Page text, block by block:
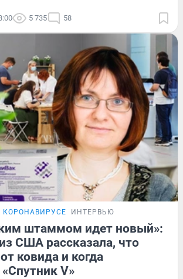
5 735 58
КОРОНАВИРУСЕ ИНТЕРВЬЮ
штаммом идет новый»:
США рассказала, что
ковида и когда
V»